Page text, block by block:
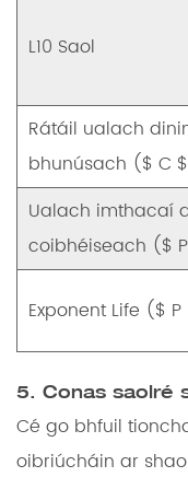
L10 Saol
Rátáil ualach
bhunúsach ($ C
Ualach imthacaí
coibhéiseach ($
Exponent Life ($
5. Conas saolré
Cé go bhfuil
oibriúcháin ar